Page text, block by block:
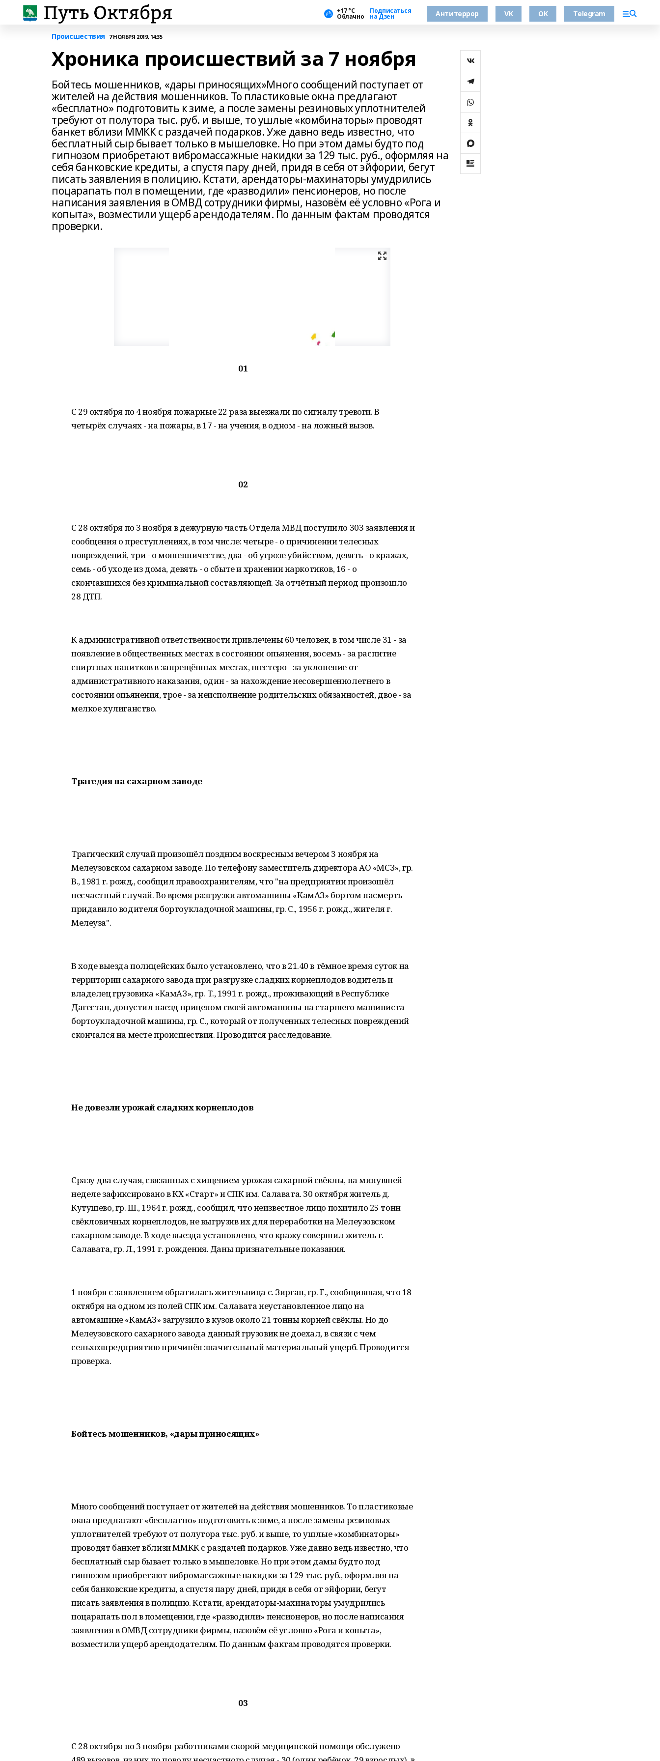
+17 °С
Облачно
Подписаться
на Дзен Антитеррор VK OK Telegram
Происшествия 7 НОЯБРЯ 2019, 14:35
Хроника происшествий за 7 ноября
Бойтесь мошенников, «дары приносящих»Много сообщений поступает от
жителей на действия мошенников. То пластиковые окна предлагают
«бесплатно» подготовить к зиме, а после замены резиновых уплотнителей
требуют от полутора тыс. руб. и выше, то ушлые «комбинаторы» проводят
банкет вблизи ММКК с раздачей подарков. Уже давно ведь известно, что
бесплатный сыр бывает только в мышеловке. Но при этом дамы будто под
гипнозом приобретают вибромассажные накидки за 129 тыс. руб., оформляя на
себя банковские кредиты, а спустя пару дней, придя в себя от эйфории, бегут
писать заявления в полицию. Кстати, арендаторы-махинаторы умудрились
поцарапать пол в помещении, где «разводили» пенсионеров, но после
написания заявления в ОМВД сотрудники фирмы, назовём её условно «Рога и
копыта», возместили ущерб арендодателям. По данным фактам проводятся
проверки.
01
С 29 октября по 4 ноября пожарные 22 раза выезжали по сигналу тревоги. В
четырёх случаях - на пожары, в 17 - на учения, в одном - на ложный вызов.
02
С 28 октября по 3 ноября в дежурную часть Отдела МВД поступило 303 заявления и
сообщения о преступлениях, в том числе: четыре - о причинении телесных
повреждений, три - о мошенничестве, два - об угрозе убийством, девять - о кражах,
семь - об уходе из дома, девять - о сбыте и хранении наркотиков, 16 - о
скончавшихся без криминальной составляющей. За отчётный период произошло
28 ДТП.
К административной ответственности привлечены 60 человек, в том числе 31 - за
появление в общественных местах в состоянии опьянения, восемь - за распитие
спиртных напитков в запрещённых местах, шестеро - за уклонение от
административного наказания, один - за нахождение несовершеннолетнего в
состоянии опьянения, трое - за неисполнение родительских обязанностей, двое - за
мелкое хулиганство.
Трагедия на сахарном заводе
Трагический случай произошёл поздним воскресным вечером 3 ноября на
Мелеузовском сахарном заводе. По телефону заместитель директора АО «МСЗ», гр.
В., 1981 г. рожд., сообщил правоохранителям, что "на предприятии произошёл
несчастный случай. Во время разгрузки автомашины «КамАЗ» бортом насмерть
придавило водителя бортоукладочной машины, гр. С., 1956 г. рожд., жителя г.
Мелеуза".
В ходе выезда полицейских было установлено, что в 21.40 в тёмное время суток на
территории сахарного завода при разгрузке сладких корнеплодов водитель и
владелец грузовика «КамАЗ», гр. Т., 1991 г. рожд., проживающий в Республике
Дагестан, допустил наезд прицепом своей автомашины на старшего машиниста
бортоукладочной машины, гр. С., который от полученных телесных повреждений
скончался на месте происшествия. Проводится расследование.
Не довезли урожай сладких корнеплодов
Сразу два случая, связанных с хищением урожая сахарной свёклы, на минувшей
неделе зафиксировано в КХ «Старт» и СПК им. Салавата. 30 октября житель д.
Кутушево, гр. Ш., 1964 г. рожд., сообщил, что неизвестное лицо похитило 25 тонн
свёкловичных корнеплодов, не выгрузив их для переработки на Мелеузовском
сахарном заводе. В ходе выезда установлено, что кражу совершил житель г.
Салавата, гр. Л., 1991 г. рождения. Даны признательные показания.
1 ноября с заявлением обратилась жительница с. Зирган, гр. Г., сообщившая, что 18
октября на одном из полей СПК им. Салавата неустановленное лицо на
автомашине «КамАЗ» загрузило в кузов около 21 тонны корней свёклы. Но до
Мелеузовского сахарного завода данный грузовик не доехал, в связи с чем
сельхозпредприятию причинён значительный материальный ущерб. Проводится
проверка.
Бойтесь мошенников, «дары приносящих»
Много сообщений поступает от жителей на действия мошенников. То пластиковые
окна предлагают «бесплатно» подготовить к зиме, а после замены резиновых
уплотнителей требуют от полутора тыс. руб. и выше, то ушлые «комбинаторы»
проводят банкет вблизи ММКК с раздачей подарков. Уже давно ведь известно, что
бесплатный сыр бывает только в мышеловке. Но при этом дамы будто под
гипнозом приобретают вибромассажные накидки за 129 тыс. руб., оформляя на
себя банковские кредиты, а спустя пару дней, придя в себя от эйфории, бегут
писать заявления в полицию. Кстати, арендаторы-махинаторы умудрились
поцарапать пол в помещении, где «разводили» пенсионеров, но после написания
заявления в ОМВД сотрудники фирмы, назовём её условно «Рога и копыта»,
возместили ущерб арендодателям. По данным фактам проводятся проверки.
03
С 28 октября по 3 ноября работниками скорой медицинской помощи обслужено